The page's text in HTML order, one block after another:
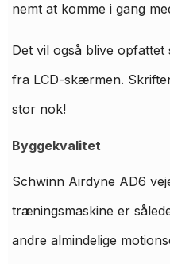
nemt at komme i gang
Det vil også blive
fra LCD-skærmen.
stor nok!
Byggekvalitet
Schwinn Airdyne AD6
træningsmaskine er
andre almindelige